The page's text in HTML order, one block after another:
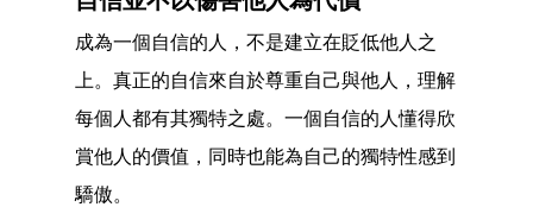
成為一個自信的人，不是建立在貶低他人之
上。真正的自信來自於尊重自己與他人，理解
每個人都有其獨特之處。一個自信的人懂得欣
賞他人的價值，同時也能為自己的獨特性感到
驕傲。